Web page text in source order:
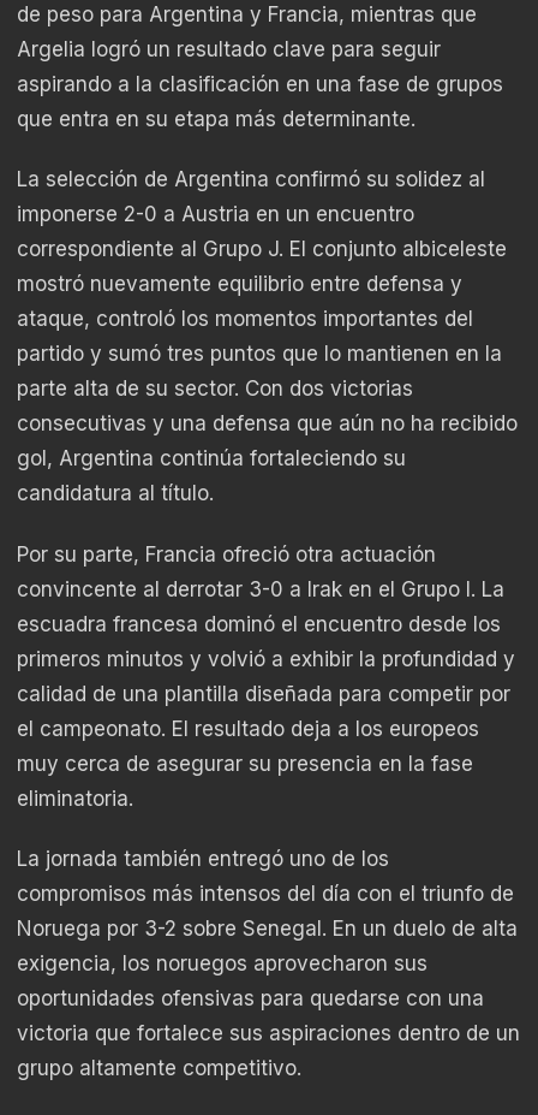
de peso para Argentina y Francia, mientras que
Argelia logró un resultado clave para seguir
aspirando a la clasificación en una fase de grupos
que entra en su etapa más determinante.
La selección de Argentina confirmó su solidez al
imponerse 2-0 a Austria en un encuentro
correspondiente al Grupo J. El conjunto albiceleste
mostró nuevamente equilibrio entre defensa y
ataque, controló los momentos importantes del
partido y sumó tres puntos que lo mantienen en la
parte alta de su sector. Con dos victorias
consecutivas y una defensa que aún no ha recibido
gol, Argentina continúa fortaleciendo su
candidatura al título.
Por su parte, Francia ofreció otra actuación
convincente al derrotar 3-0 a Irak en el Grupo I. La
escuadra francesa dominó el encuentro desde los
primeros minutos y volvió a exhibir la profundidad y
calidad de una plantilla diseñada para competir por
el campeonato. El resultado deja a los europeos
muy cerca de asegurar su presencia en la fase
eliminatoria.
La jornada también entregó uno de los
compromisos más intensos del día con el triunfo de
Noruega por 3-2 sobre Senegal. En un duelo de alta
exigencia, los noruegos aprovecharon sus
oportunidades ofensivas para quedarse con una
victoria que fortalece sus aspiraciones dentro de un
grupo altamente competitivo.